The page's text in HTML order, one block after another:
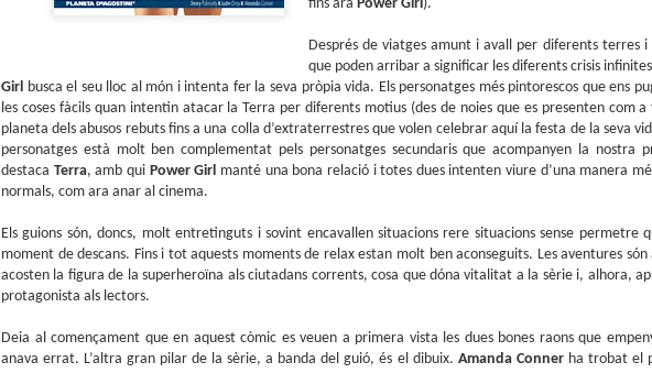
fins ara Power Girl).
Després de viatges amunt i avall per diferents terres i
que poden arribar a significar les diferents crisis
Girl busca el seu lloc al món i intenta fer la seva pròpia vida. Els personatges més pintorescos que ens
les coses fàcils quan intentin atacar la Terra per diferents motius (des de noies que es presenten com
planeta dels abusos rebuts fins a una colla d’extraterrestres que volen celebrar aquí la festa de la seva
personatges està molt ben complementat pels personatges secundaris que acompanyen la nostra
destaca Terra, amb qui Power Girl manté una bona relació i totes dues intenten viure d’una manera
normals, com ara anar al cinema.
Els guions són, doncs, molt entretinguts i sovint encavallen situacions rere situacions sense permetre
moment de descans. Fins i tot aquests moments de relax estan molt ben aconseguits. Les aventures
acosten la figura de la superheroïna als ciutadans corrents, cosa que dóna vitalitat a la sèrie i, alhora,
protagonista als lectors.
Deia al començament que en aquest còmic es veuen a primera vista les dues bones raons que
anava errat. L’altra gran pilar de la sèrie, a banda del guió, és el dibuix. Amanda Connerha trobat el